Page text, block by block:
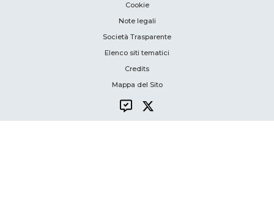
Cookie
Note legali
Società Trasparente
Elenco siti tematici
Credits
Mappa del Sito